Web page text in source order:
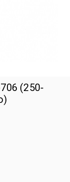
(250-